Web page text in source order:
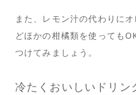
また、レモン汁の代わりに
どほかの柑橘類を使っても
つけてみましょう。
冷たくおいしいドリン